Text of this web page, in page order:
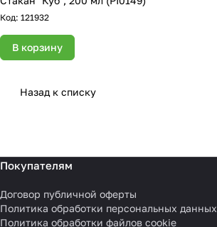
Код: 121932
В корзину
Назад к списку
Покупателям
Договор публичной оферты
Политика обработки персональных данных
Политика обработки файлов cookie